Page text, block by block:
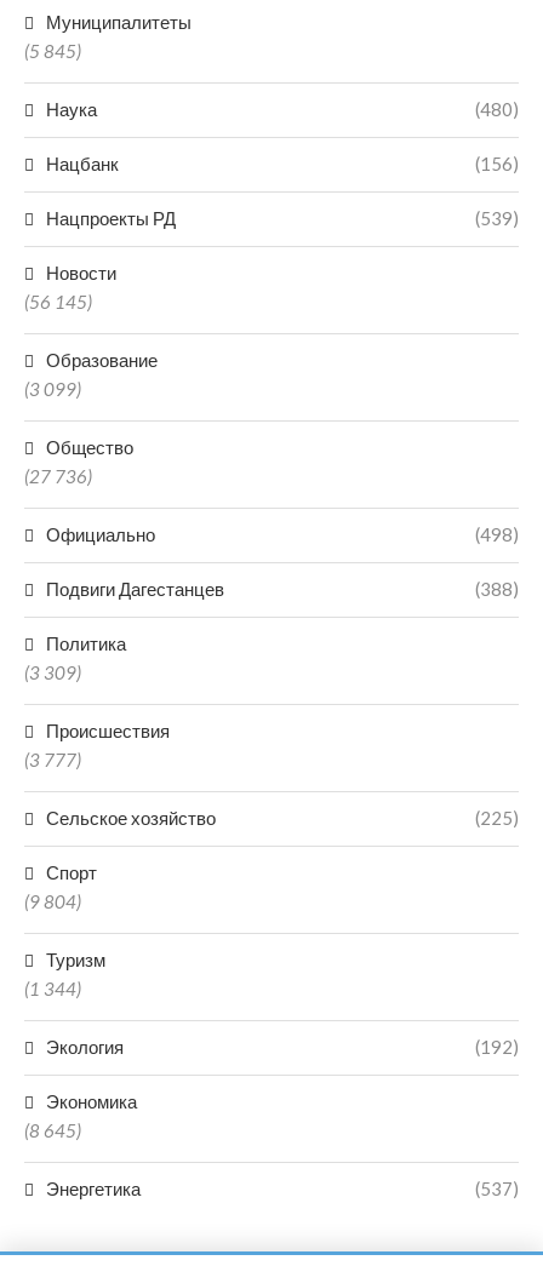
Муниципалитеты
(5 845)
Наука (480)
Нацбанк (156)
Нацпроекты РД (539)
Новости
(56 145)
Образование
(3 099)
Общество
(27 736)
Официально (498)
Подвиги Дагестанцев (388)
Политика
(3 309)
Происшествия
(3 777)
Сельское хозяйство (225)
Спорт
(9 804)
Туризм
(1 344)
Экология (192)
Экономика
(8 645)
Энергетика (537)